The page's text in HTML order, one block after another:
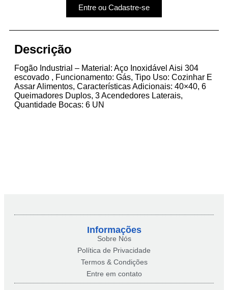
Entre ou Cadastre-se
Descrição
Fogão Industrial – Material: Aço Inoxidável Aisi 304
escovado , Funcionamento: Gás, Tipo Uso: Cozinhar E
Assar Alimentos, Características Adicionais: 40×40, 6
Queimadores Duplos, 3 Acendedores Laterais,
Quantidade Bocas: 6 UN
Informações
Sobre Nós
Política de Privacidade
Termos & Condições
Entre em contato